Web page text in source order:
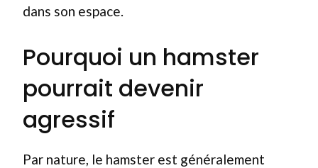
dans son espace.
Pourquoi un hamster
pourrait devenir
agressif
Par nature, le hamster est généralement